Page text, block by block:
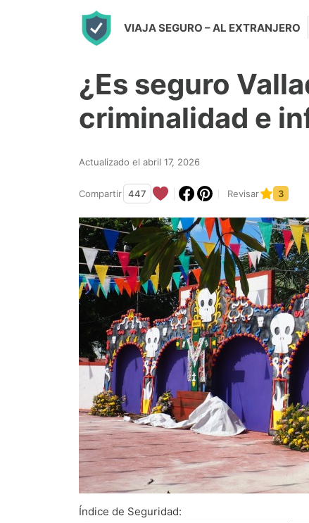
VIAJA SEGURO – AL EXTRANJERO
¿Es seguro
criminalidad e
Actualizado el abril 17, 2026
Compartir 447 Revisar 3
Índice de Seguridad: